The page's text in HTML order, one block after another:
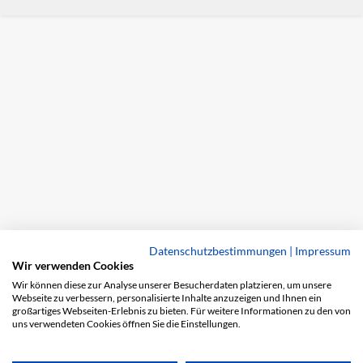
Datenschutzbestimmungen | Impressum
Wir verwenden Cookies
Wir können diese zur Analyse unserer Besucherdaten platzieren, um unsere
Webseite zu verbessern, personalisierte Inhalte anzuzeigen und Ihnen ein
großartiges Webseiten-Erlebnis zu bieten. Für weitere Informationen zu den von
uns verwendeten Cookies öffnen Sie die Einstellungen.